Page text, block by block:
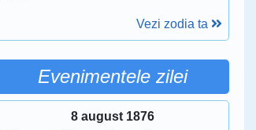
Vezi zodia ta
Evenimentele zilei
8 august 1876